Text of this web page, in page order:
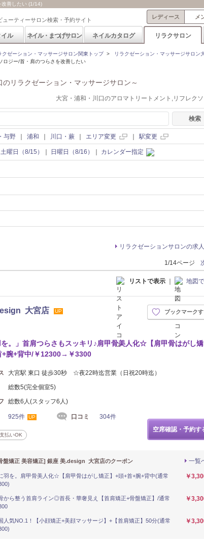
改善したい (1/14)
ーティーサロン検索・予約サイト レディース メ
ル ネイル・まつげサロン ネイルカタログ リラクサロン
クゼーション・マッサージサロン関東トップ>
リラクゼーション・マッサージサロン
ロジー/首・肩のつらさを改善したい
のリラクゼーション・マッサージサロン～
大宮・浦和・川口のアロマトリートメント,リフレク
与野 浦和 川口・蕨 エリア変更 駅変更
土曜日（8/15） 日曜日（8/16） カレンダー指定
リラクゼーションサロンの求
1/14ページ
リストで表示 ｜ 地図
大宮店 UP ブックマークす
を。」首肩つらさもスッキリ♪肩甲骨美人化☆【肩甲骨はがし矯
+腕+背中/￥12300→￥3300
大宮駅 東口 徒歩30秒 ☆夜22時迄営業（日祝20時迄）
総数5(完全個室5)
総数6人(スタッフ6人)
925件 UP 口コミ 304件
払いOK
空席確認・予約す
一覧
盤矯正 美容矯正] 銀座 美.design 大宮店のクーポン
羽を。肩甲骨美人化☆【肩甲骨はがし矯正】+頭+首+腕+背中(通常
￥
から整う首肩ライン◎首長・華奢見え【首肩矯正+骨盤矯正】/通常
￥
人気NO.1！【小顔矯正+美顔マッサージ】+【首肩矯正】50分(通常
￥